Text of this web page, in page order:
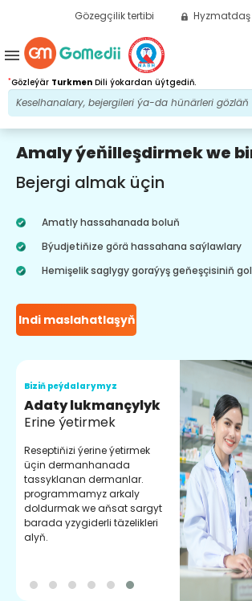
Gözegçilik tertibi Hyzmatdaş
*Gözleýär Turkmen Dili ýokardan üýtgediň.
menu
Amaly ýeňilleşdirmek we
Bejergi almak üçin
Amatly hassahanada boluň
Býudjetiňize görä hassahana saýlawlary
Hemişelik saglygy goraýyş geňeşçisiniň
Indi maslahatlaşyň
Biziň peýdalarymyz
Adaty lukmançylyk
Erine ýetirmek
Reseptiňizi ýerine ýetirmek
üçin dermanhanada
tassyklanan dermanlar.
programmamyz arkaly
doldurmak we aňsat sargyt
barada yzygiderli täzelikleri
alyň.